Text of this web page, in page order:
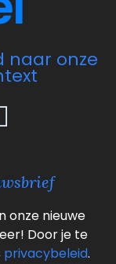
onze
onze nieuwe
Door je te
privacybeleid.